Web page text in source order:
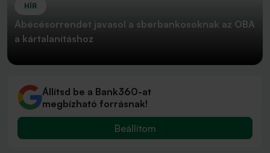
HÍR
Ábécésorrendet javasol a sberbankosoknak az OBA
a kártalanításhoz
Állítsd be a Bank360-at
megbízható forrásnak!
Beállítom